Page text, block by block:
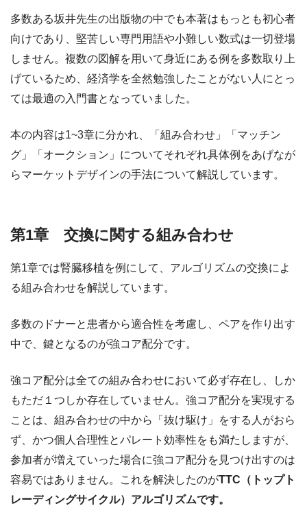
多数ある坂井先生の出版物の中でも本著はもっとも初心者
向けであり、堅苦しい専門用語や小難しい数式は一切登場
しません。複数の図解を用いて身近にある例を多数取り上
げているため、経済学を全然勉強したことがない人にとっ
ては最適の入門書となっていました。
本の内容は1~3章に分かれ、「組み合わせ」「マッチン
グ」「オークション」についてそれぞれ具体例をあげなが
らマーケットデザインの手法について解説しています。
第1章 交換に関する組み合わせ
第1章では腎臓移植を例にして、アルゴリズムの交換によ
る組み合わせを解説しています。
多数のドナーと患者から適合性を考慮し、ペアを作り出す
中で、鍵となるのが強コア配分です。
強コア配分は全ての組み合わせにおいて必ず存在し、しか
もただ１つしか存在していません。強コア配分を実現する
ことは、組み合わせの中から「抜け駆け」をする人がおら
ず、かつ個人合理性とパレート効率性をも満たしますが、
参加者が増えていった場合に強コア配分を見つけ出すのは
容易ではありません。これを解決したのがTTC（トップト
レーディングサイクル）アルゴリズムです。